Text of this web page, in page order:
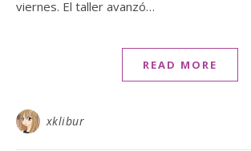
viernes. El taller avanzó…
READ MORE
xklibur